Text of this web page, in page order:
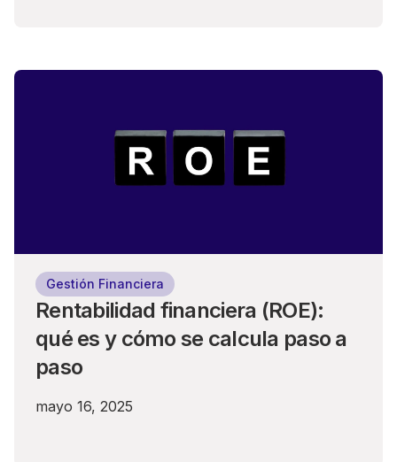
Gestión Financiera
Rentabilidad financiera (ROE):
qué es y cómo se calcula paso a
paso
mayo 16, 2025